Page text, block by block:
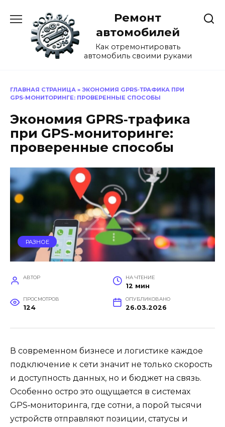
содержанию
Ремонт
автомобилей
Как отремонтировать
автомобиль своими руками
ГЛАВНАЯ СТРАНИЦА » ЭКОНОМИЯ GPRS‑ТРАФИКА ПРИ
GPS‑МОНИТОРИНГЕ: ПРОВЕРЕННЫЕ СПОСОБЫ
Экономия GPRS‑трафика
при GPS‑мониторинге:
проверенные способы
РАЗНОЕ
АВТОР НА ЧТЕНИЕ
12 мин
ПРОСМОТРОВ
124
ОПУБЛИКОВАНО
26.03.2026
В современном бизнесе и логистике каждое
подключение к сети значит не только скорость
и доступность данных, но и бюджет на связь.
Особенно остро это ощущается в системах
GPS‑мониторинга, где сотни, а порой тысячи
устройств отправляют позиции, статусы и